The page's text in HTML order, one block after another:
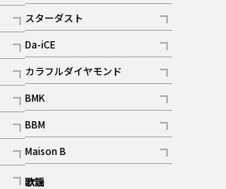
記事
ギャラリー
スターダスト
記事
Da-iCE
記事
カラフルダイヤモンド
記事
BMK
記事
BBM
記事
ギャラリー
Maison B
記事
歌謡